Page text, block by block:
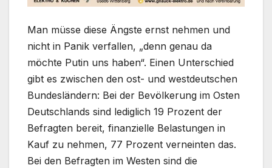
Man müsse diese Ängste ernst nehmen und
nicht in Panik verfallen, „denn genau da
möchte Putin uns haben“. Einen Unterschied
gibt es zwischen den ost- und westdeutschen
Bundesländern: Bei der Bevölkerung im Osten
Deutschlands sind lediglich 19 Prozent der
Befragten bereit, finanzielle Belastungen in
Kauf zu nehmen, 77 Prozent verneinten das.
Bei den Befragten im Westen sind die